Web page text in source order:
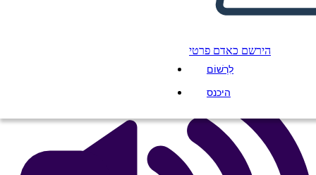
הירשם כאדם פרטי
לִרְשׁוֹם
היכנס
לקרוא לי